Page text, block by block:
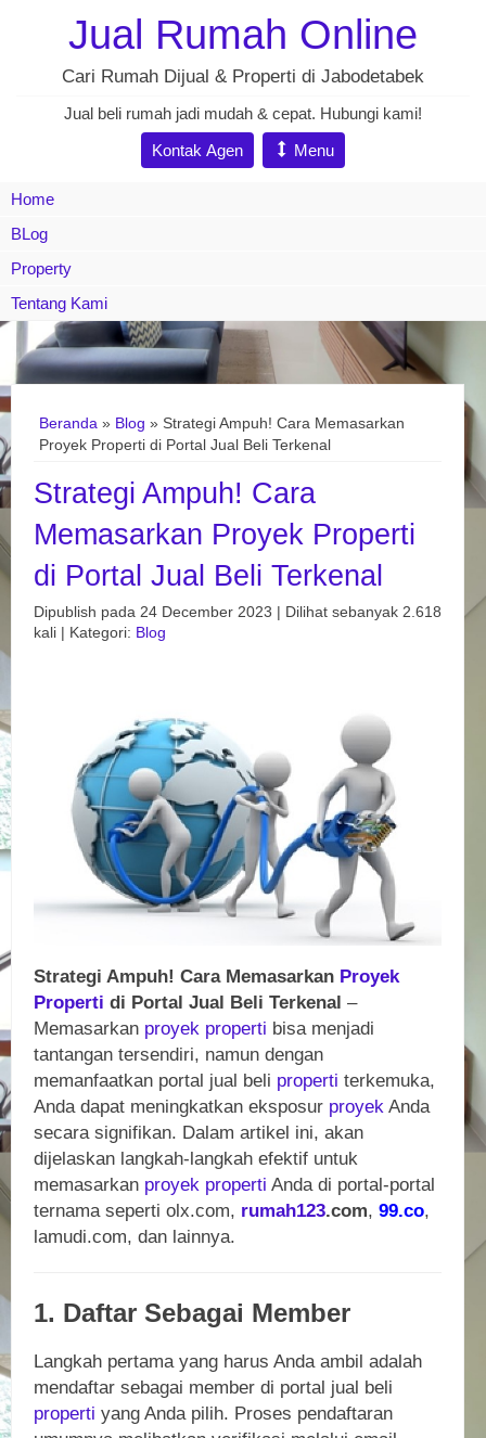
Jual Rumah Online
Cari Rumah Dijual & Properti di Jabodetabek
Jual beli rumah jadi mudah & cepat. Hubungi kami!
Kontak Agen
Menu
Home
BLog
Property
Tentang Kami
Beranda » Blog » Strategi Ampuh! Cara Memasarkan
Proyek Properti di Portal Jual Beli Terkenal
Strategi Ampuh! Cara
Memasarkan Proyek Properti
di Portal Jual Beli Terkenal
Dipublish pada 24 December 2023 | Dilihat sebanyak 2.618
kali | Kategori: Blog
Strategi Ampuh! Cara Memasarkan Proyek
Properti di Portal Jual Beli Terkenal –
Memasarkan proyek properti bisa menjadi
tantangan tersendiri, namun dengan
memanfaatkan portal jual beli properti terkemuka,
Anda dapat meningkatkan eksposur proyek Anda
secara signifikan. Dalam artikel ini, akan
dijelaskan langkah-langkah efektif untuk
memasarkan proyek properti Anda di portal-portal
ternama seperti olx.com, rumah123.com, 99.co,
lamudi.com, dan lainnya.
1. Daftar Sebagai Member
Langkah pertama yang harus Anda ambil adalah
mendaftar sebagai member di portal jual beli
properti yang Anda pilih. Proses pendaftaran